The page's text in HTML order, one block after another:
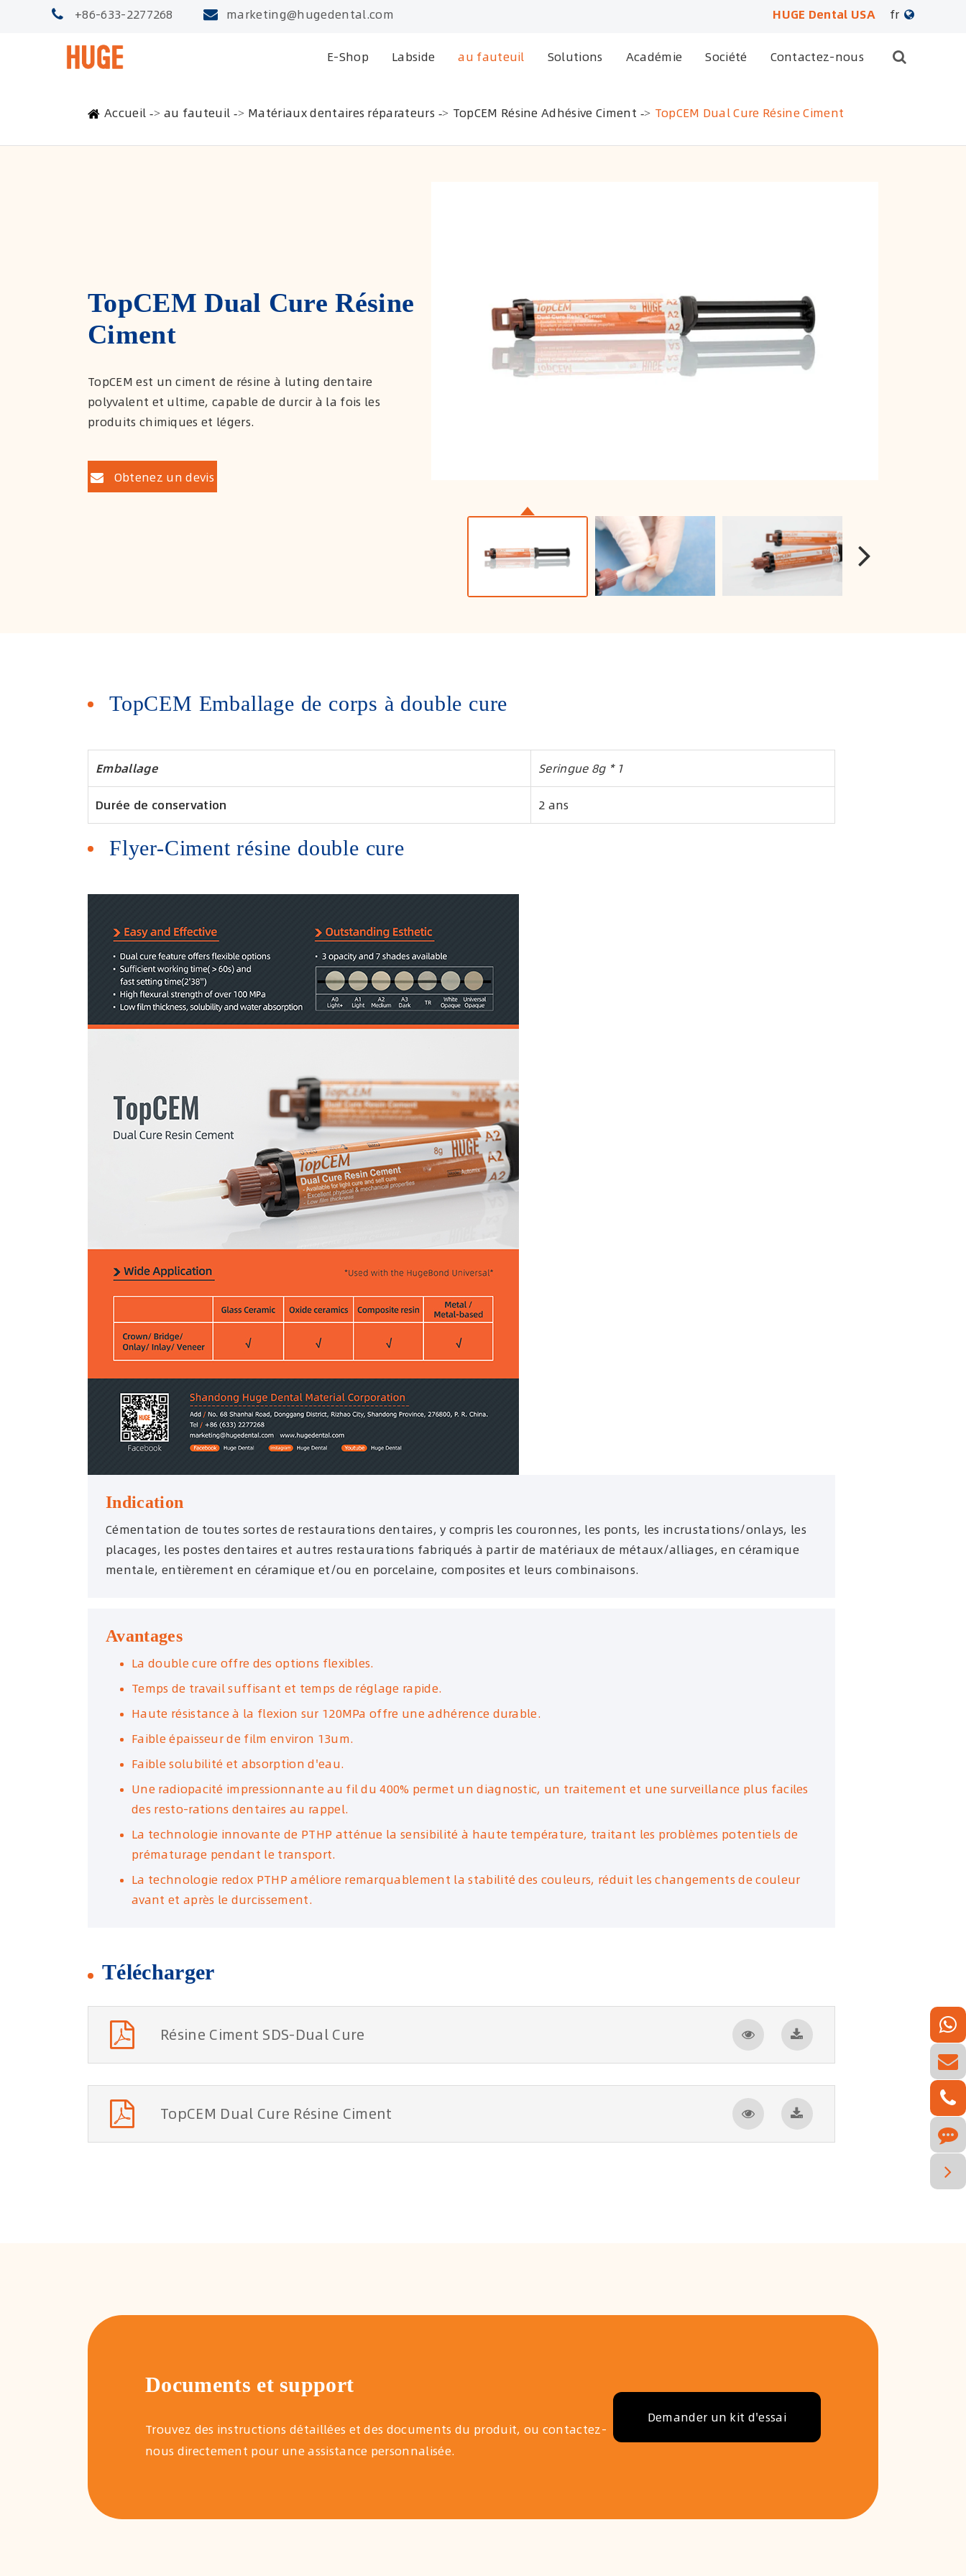
+86-633-2277268 marketing@hugedental.com HUGE Dental USA
fr
français
العربية
E-Shop Labside au fauteuil Solutions Académie Société Contactez-nous
Accueil au fauteuil Matériaux dentaires réparateurs TopCEM Résine Adhésive Ciment TopCEM Dual Cure Résine Ciment
TopCEM Dual Cure Résine
Ciment
TopCEM est un ciment de résine à luting dentaire
polyvalent et ultime, capable de durcir à la fois les
produits chimiques et légers.
Obtenez un devis
TopCEM Emballage de corps à double cure
Emballage Seringue 8g * 1
Durée de conservation 2 ans
Flyer-Ciment résine double cure
Indication
Cémentation de toutes sortes de restaurations dentaires, y compris les couronnes, les ponts, les incrustations/onlays, les
placages, les postes dentaires et autres restaurations fabriqués à partir de matériaux de métaux/alliages, en céramique
mentale, entièrement en céramique et/ou en porcelaine, composites et leurs combinaisons.
Avantages
La double cure offre des options flexibles.
Temps de travail suffisant et temps de réglage rapide.
Haute résistance à la flexion sur 120MPa offre une adhérence durable.
Faible épaisseur de film environ 13um.
Faible solubilité et absorption d'eau.
Une radiopacité impressionnante au fil du 400% permet un diagnostic, un traitement et une surveillance plus faciles
des resto-rations dentaires au rappel.
La technologie innovante de PTHP atténue la sensibilité à haute température, traitant les problèmes potentiels de
prématurage pendant le transport.
La technologie redox PTHP améliore remarquablement la stabilité des couleurs, réduit les changements de couleur
avant et après le durcissement.
Télécharger
Résine Ciment SDS-Dual Cure
TopCEM Dual Cure Résine Ciment
Documents et support
Trouvez des instructions détaillées et des documents du produit, ou contactez-
nous directement pour une assistance personnalisée.
Demander un kit d'essai